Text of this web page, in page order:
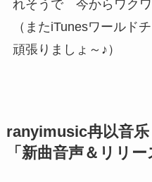
れそうで 今からワクワ
（またiTunesワールド
頑張りましょ～♪）
ranyimusic冉以音
「新曲音声＆リリ